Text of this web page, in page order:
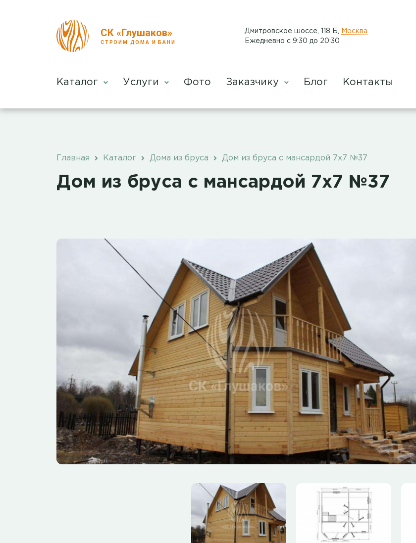
СК «Глушаков»
СТРОИМ ДОМА И БАНИ
Дмитровское шоссе, 118 Б
Москва
Ежедневно с 9:30 до 20:30
Каталог Услуги Фото Заказчику Блог Контакты
Главная Каталог Дома из бруса Дом из бруса с мансардой 7х7 №37
Дом из бруса с мансардой 7х7 №37